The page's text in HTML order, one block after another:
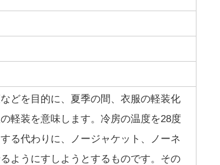
どを目的に、夏季の間、衣服の軽装化
軽装を意味します。冷房の温度を28度
る代わりに、ノージャケット、ノーネ
ようにすしようとするものです。その